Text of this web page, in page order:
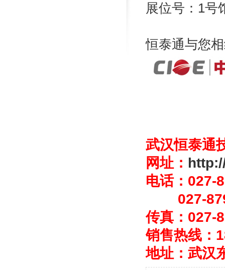
展位号：1号
恒泰通与您
武汉恒泰通
网址：
电话：027-
027-
传真：027-
销售热线：
地址：武汉